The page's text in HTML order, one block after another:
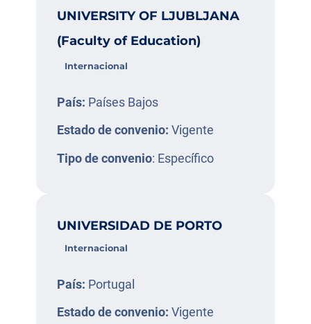
UNIVERSITY OF LJUBLJANA
(Faculty of Education)
Internacional
País: Países Bajos
Estado de convenio: Vigente
Tipo de convenio: Específico
UNIVERSIDAD DE PORTO
Internacional
País: Portugal
Estado de convenio: Vigente